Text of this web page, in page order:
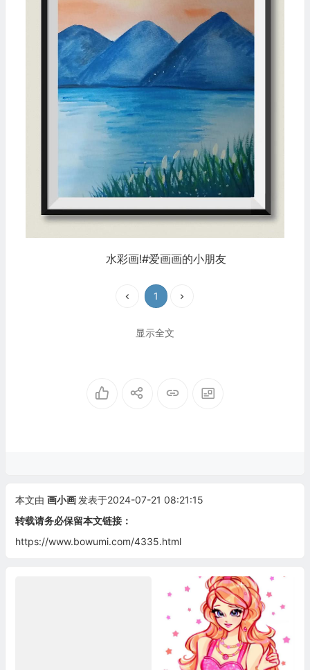
水彩画!#爱画画的小朋友
1
显示全文
本文由 画小画 发表于2024-07-21 08:21:15
转载请务必保留本文链接：
https://www.bowumi.com/4335.html